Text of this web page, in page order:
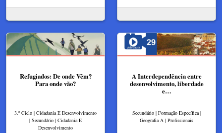
Refugiados: De onde Vêm?
Para onde vão?
3.º Ciclo | Cidadania E Desenvolvimento
| Secundário | Cidadania E
Desenvolvimento
A Interdependência entre
desenvolvimento, liberdade
e…
Secundário | Formação Específica |
Geografia A | Profissionais